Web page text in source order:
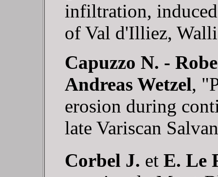
infiltration,
of Val d'Illiez,
Capuzzo N. -
Andreas Wetzel,
erosion during
late Variscan
Corbel J. et E. Le